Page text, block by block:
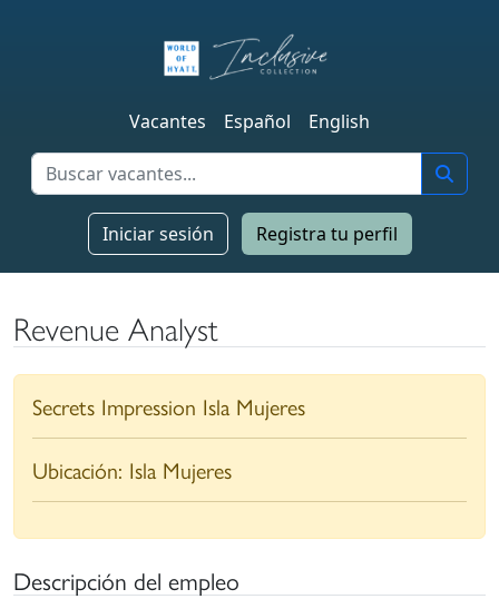
Vacantes Español English
Iniciar sesión Registra tu perfil
Revenue Analyst
Secrets Impression Isla Mujeres
Ubicación: Isla Mujeres
Descripción del empleo